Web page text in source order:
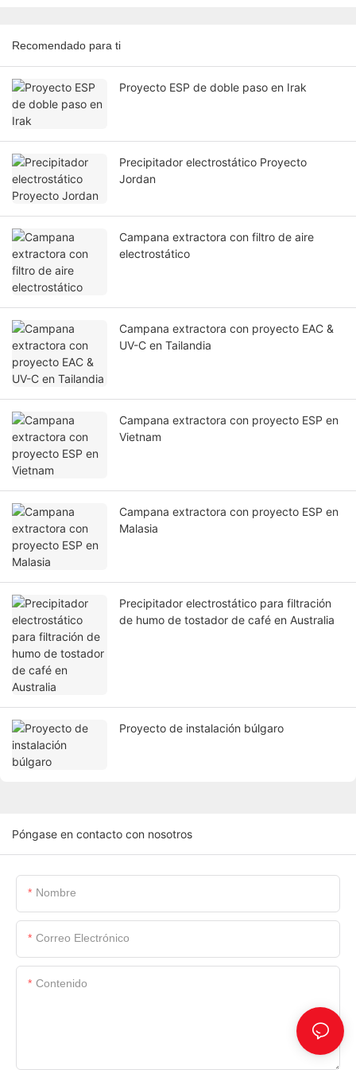
Recomendado para ti
Proyecto ESP de doble paso en Irak
Precipitador electrostático Proyecto
Jordan
Campana extractora con filtro de aire
electrostático
Campana extractora con proyecto EAC &
UV-C en Tailandia
Campana extractora con proyecto ESP en
Vietnam
Campana extractora con proyecto ESP en
Malasia
Precipitador electrostático para filtración
de humo de tostador de café en Australia
Proyecto de instalación búlgaro
Póngase en contacto con nosotros
Nombre
Correo Electrónico
Contenido